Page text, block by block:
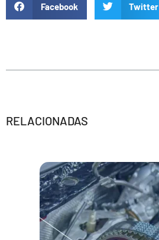
Facebook Twitter
RELACIONADAS